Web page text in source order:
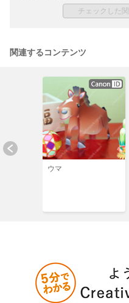
関連するコンテンツ
ウマ